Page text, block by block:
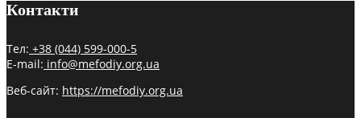
Контакти
Тел: +38 (044) 599-000-5
E-mail: info@mefodiy.org.ua
Веб-сайт: https://mefodiy.org.ua